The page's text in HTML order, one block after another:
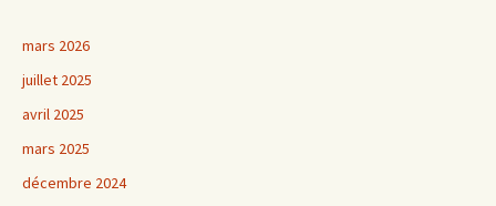
mars 2026
juillet 2025
avril 2025
mars 2025
décembre 2024